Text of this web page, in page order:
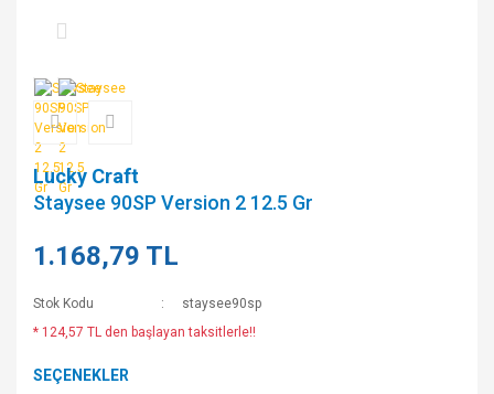
Lucky Craft
Staysee 90SP Version 2 12.5 Gr
1.168,79 TL
Stok Kodu
staysee90sp
* 124,57 TL den başlayan taksitlerle!!
SEÇENEKLER